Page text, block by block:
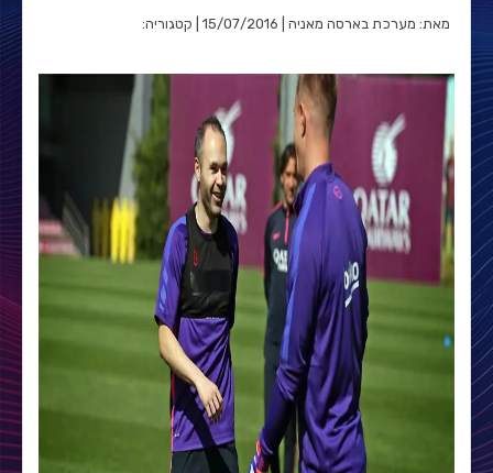
מאת: מערכת בארסה מאניה | 15/07/2016 | קטגוריה: